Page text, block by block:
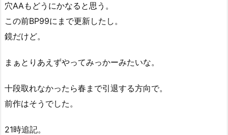
穴AAもどうにかなると思う。
この前BP99にまで更新したし。
鏡だけど。
まぁとりあえずやってみっかーみたいな。
十段取れなかったら春まで引退する方向で。
前作はそうでした。
21時追記。